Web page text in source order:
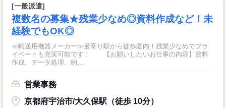
[一般派遣]
複数名の募集★残業少なめ◎資料作成など！未
経験でもOK◎
≪輸送用機器メーカー≫最寄り駅から徒歩圏内！残業少なめでプラ
イベートも充実可能です！ 【お願いしたいお仕事の内容】資料
作成、データ処理、納...
営業事務
京都府宇治市/大久保駅（徒歩 10分）